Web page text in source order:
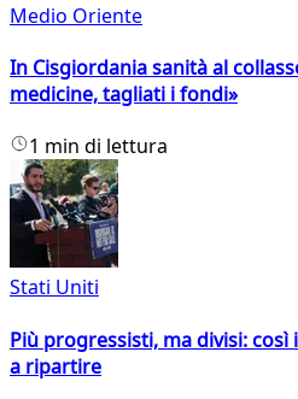
Medio Oriente
In Cisgiordania sanità al
medicine, tagliati i fondi»
1 min di lettura
Stati Uniti
Più progressisti, ma divisi:
a ripartire